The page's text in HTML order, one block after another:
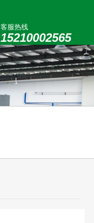
客服热线
15210002565